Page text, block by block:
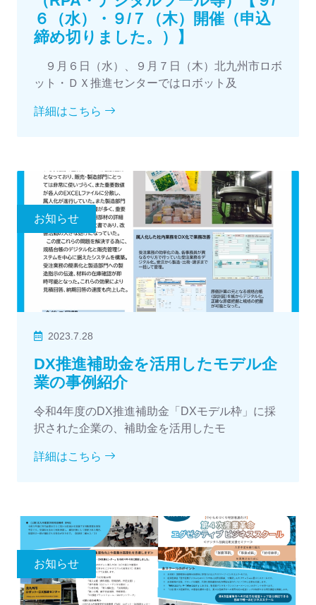
６（水）・９/７（木）開催（申込
締め切りました。）】
９月６日（水）、９月７日（木）北九州市ロボ
ット・ＤＸ推進センターではロボット及
詳細はこちら
お知らせ
2023.7.28
DX推進補助金を活用したモデル企
業の事例紹介
令和4年度のDX推進補助金「DXモデル枠」に採
択された企業の、補助金を活用したモ
詳細はこちら
お知らせ